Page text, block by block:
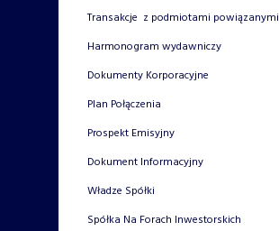
Transakcje z podmiotami powiązanymi
Harmonogram wydawniczy
Dokumenty Korporacyjne
Plan Połączenia
Prospekt Emisyjny
Dokument Informacyjny
Władze Spółki
Spółka Na Forach Inwestorskich